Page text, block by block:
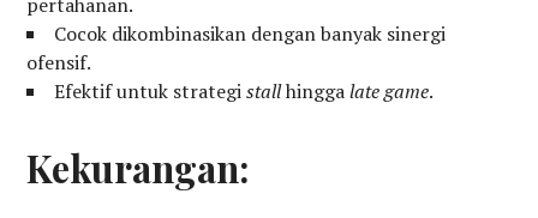
Cocok dikombinasikan dengan banyak sinergi
ofensif.
Efektif untuk strategistallhinggalate game.
Kekurangan: